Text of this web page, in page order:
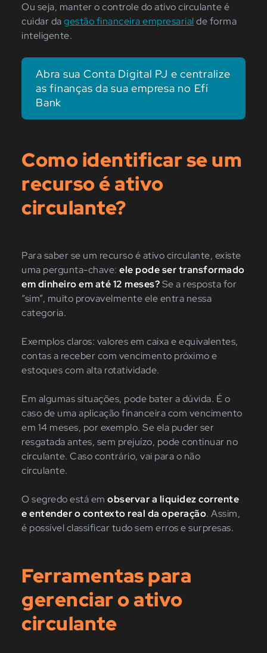
Ou seja, manter o controle do ativo circulante é
cuidar dagestão financeira empresarialde forma
inteligente.
Abra sua Conta Digital PJ e centralize
as finanças da sua empresa no Efí
Bank
Como identificar se um
recurso é ativo
circulante?
Para saber se um recurso é ativo circulante, existe
uma pergunta-chave: ele pode ser transformado
em dinheiro em até 12 meses?Se a resposta for
“sim”, muito provavelmente ele entra nessa
categoria.
Exemplos claros: valores em caixa e equivalentes,
contas a receber com vencimento próximo e
estoques com alta rotatividade.
Em algumas situações, pode bater a dúvida. É o
caso de uma aplicação financeira com vencimento
em 14 meses, por exemplo. Se ela puder ser
resgatada antes, sem prejuízo, pode continuar no
circulante. Caso contrário, vai para o não
circulante.
O segredo está em observar a liquidez corrente
e entender o contexto real da operação. Assim,
é possível classificar tudo sem erros e surpresas.
Ferramentas para
gerenciar o ativo
circulante